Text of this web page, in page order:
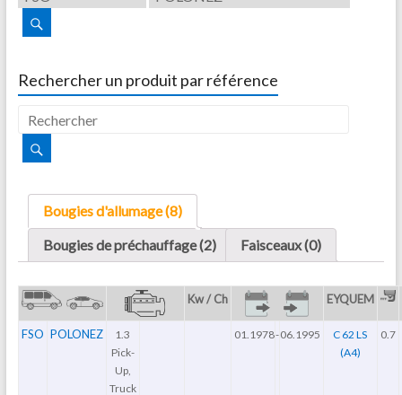
Rechercher un produit par référence
Bougies d'allumage (8)
Bougies de préchauffage (2)
Faisceaux (0)
Kw / Ch EYQUEM
FSO POLONEZ
1.3
Pick-
Up,
Truck
01.1978-06.1995
C 62 LS
(A4)
0.7